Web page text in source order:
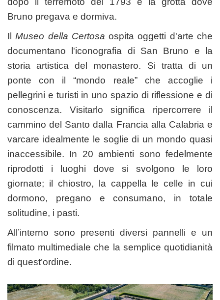
Bruno pregava e dormiva.
IlMuseo della Certosaospita oggetti d'arte che
documentano l'iconografia di San Bruno e la
storia artistica del monastero. Si tratta di un
ponte con il “mondo reale” che accoglie i
pellegrini e turisti in uno spazio di riflessione e di
conoscenza. Visitarlo significa ripercorrere il
cammino del Santo dalla Francia alla Calabria e
varcare idealmente le soglie di un mondo quasi
inaccessibile. In 20 ambienti sono fedelmente
riprodotti i luoghi dove si svolgono le loro
giornate; il chiostro, la cappella le celle in cui
dormono, pregano e consumano, in totale
solitudine, i pasti.
All’interno sono presenti diversi pannelli e un
filmato multimediale che la semplice quotidianità
di quest’ordine.